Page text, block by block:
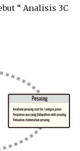
“ Analisis 3C